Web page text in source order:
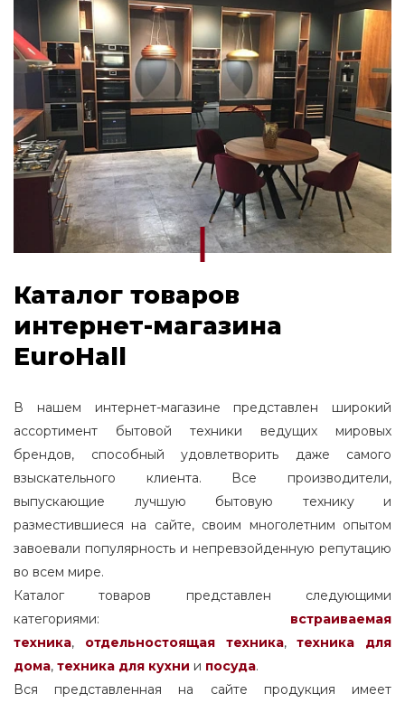
Каталог товаров
интернет-магазина
EuroHall
В нашем интернет-магазине представлен широкий
ассортимент бытовой техники ведущих мировых
брендов, способный удовлетворить даже самого
взыскательного клиента. Все производители,
выпускающие лучшую бытовую технику и
разместившиеся на сайте, своим многолетним опытом
завоевали популярность и непревзойденную репутацию
во всем мире.
Каталог товаров представлен следующими
категориями: встраиваемая
техника, отдельностоящаятехника,
техника для
дома, техника для кухни и посуда.
Вся представленная на сайте продукция имеет